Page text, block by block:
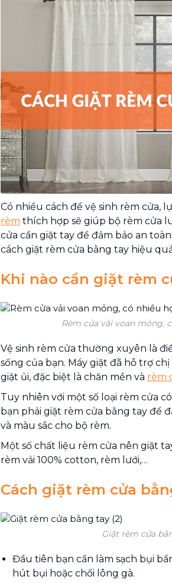
Chuyển nhà trọn gói, không lo dọn
dẹp nơi đi nơi đến
Vệ sinh công nghiệp
Vệ sinh chuyên nghiệp cho văn
phòng, nhà xưởng, công trình lớn
Có nhiều cách để vệ sinh rèm cửa,
rèm thích hợp sẽ giúp bộ rèm cửa
cửa cần giặt tay để đảm bảo an
cách giặt rèm cửa bằng tay hiệu
Khi nào cần giặt rèm
Rèm cửa vải voan mỏng,
Vệ sinh rèm cửa thường xuyên là
sống của bạn. Máy giặt đã hỗ trợ
giặt ủi, đặc biệt là chăn mền và rèm
Tuy nhiên với một số loại rèm cửa
bạn phải giặt rèm cửa bằng tay để
và màu sắc cho bộ rèm.
Một số chất liệu rèm cửa nên giặt
rèm vải 100% cotton, rèm lưới,…
Cách giặt rèm cửa
Giặt rèm cửa
Đầu tiên bạn cần làm sạch bụi
hút bụi hoặc chổi lông gà.